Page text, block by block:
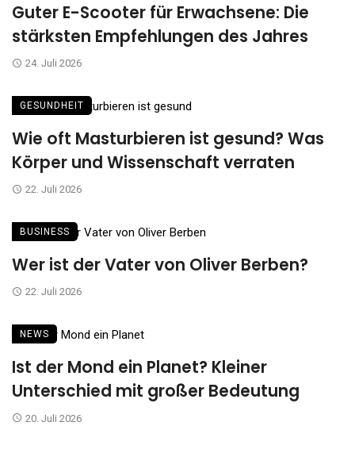
Guter E-Scooter für Erwachsene: Die
stärksten Empfehlungen des Jahres
24. Juli 2026
GESUNDHEIT
Wie oft Masturbieren ist gesund? Was
Körper und Wissenschaft verraten
22. Juli 2026
BUSINESS
Wer ist der Vater von Oliver Berben?
22. Juli 2026
NEWS
Ist der Mond ein Planet? Kleiner
Unterschied mit großer Bedeutung
20. Juli 2026